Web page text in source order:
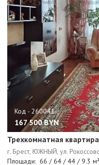
167 500 BYN
Трехкомнатная квартира